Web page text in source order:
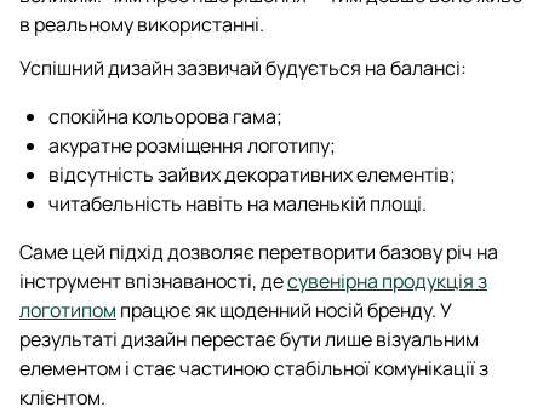
в реальному використанні.
Успішний дизайн зазвичай будується на балансі:
спокійна кольорова гама;
акуратне розміщення логотипу;
відсутність зайвих декоративних елементів;
читабельність навіть на маленькій площі.
Саме цей підхід дозволяє перетворити базову річ на
інструмент впізнаваності, десувенірна продукція з
логотипом працює як щоденний носій бренду. У
результаті дизайн перестає бути лише візуальним
елементом і стає частиною стабільної комунікації з
клієнтом.